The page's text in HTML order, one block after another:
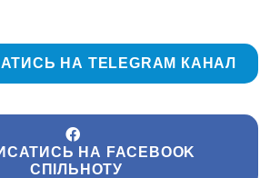
НА TELEGRAM КАНАЛ
НА FACEBOOK
СПІЛЬНОТУ